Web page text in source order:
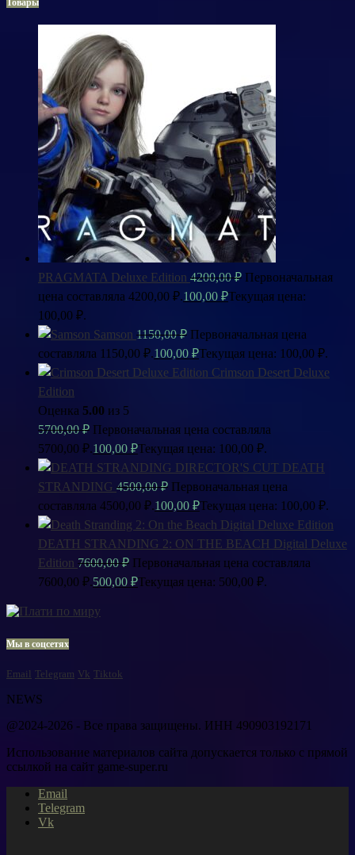
Товары
PRAGMATA Deluxe Edition 4200,00₽ Первоначальная
цена составляла 4200,00 ₽.100,00 ₽Текущая цена:
100,00 ₽.
Samson 1150,00₽ Первоначальная цена
составляла 1150,00 ₽.100,00 ₽Текущая цена: 100,00 ₽.
Crimson Desert Deluxe
Edition
Оценка 5.00 из 5
5700,00₽ Первоначальная цена составляла
5700,00 ₽.100,00 ₽Текущая цена: 100,00 ₽.
DEATH
STRANDING 4500,00₽ Первоначальная цена
составляла 4500,00 ₽.100,00 ₽Текущая цена: 100,00 ₽.
DEATH STRANDING 2: ON THE BEACH Digital Deluxe
Edition 7600,00₽ Первоначальная цена составляла
7600,00 ₽.500,00 ₽Текущая цена: 500,00 ₽.
Мы в соцсетях
Email Telegram Vk Tiktok
NEWS
@2024-2026 - Все права защищены. ИНН 490903192171
Использование материалов сайта допускается только с прямой
ссылкой на сайт game-super.ru
Email
Telegram
Vk